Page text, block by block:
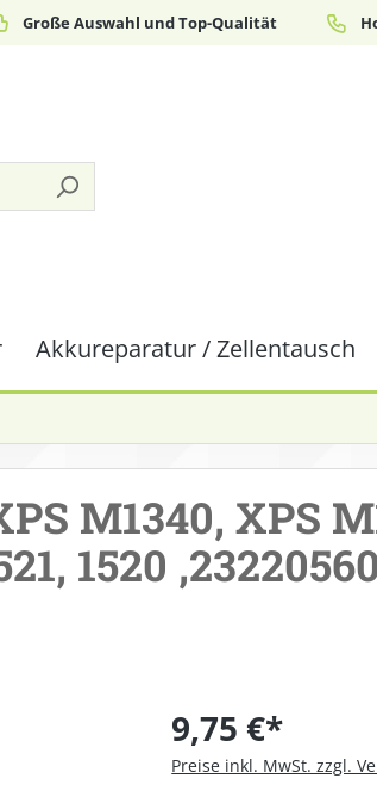
Große Auswahl und Top-Qualität
Akkureparatur / Zellentausch
M1340, XPS
1520
9,75 €*
Preise inkl. MwSt. zzgl.